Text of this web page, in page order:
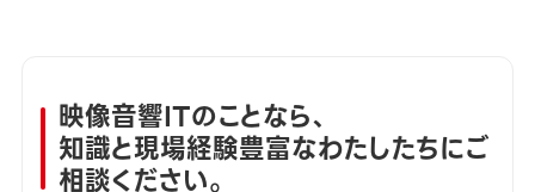
映像音響ITのことなら、
知識と現場経験豊富なわたしたちにご
相談ください。